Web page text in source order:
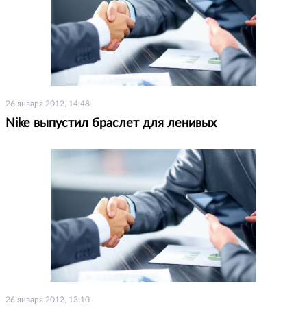
26 января 2012, 14:48
Nike выпустил браслет для ленивых
26 января 2012, 13:10